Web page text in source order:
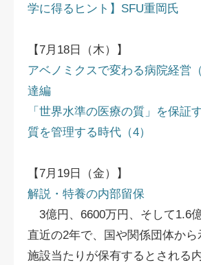
学に得るヒント】SFU重岡氏
【7月18日（木）】
アベノミクスで変わる病院経営
達編
「世界水準の医療の質」を保証
質を管理する時代（4）
【7月19日（金）】
解説・特養の内部留保
3億円、6600万円、そして1.6
直近の2年で、国や関係団体か
施設当たりが保有するとされる